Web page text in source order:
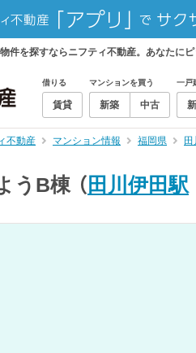
件を探すならニフティ不動産。あなたにピ
借りる
賃貸
マンションを買う
新築 中古
一戸
不動産 マンション情報 福岡県
うB棟 （ 田川伊田駅